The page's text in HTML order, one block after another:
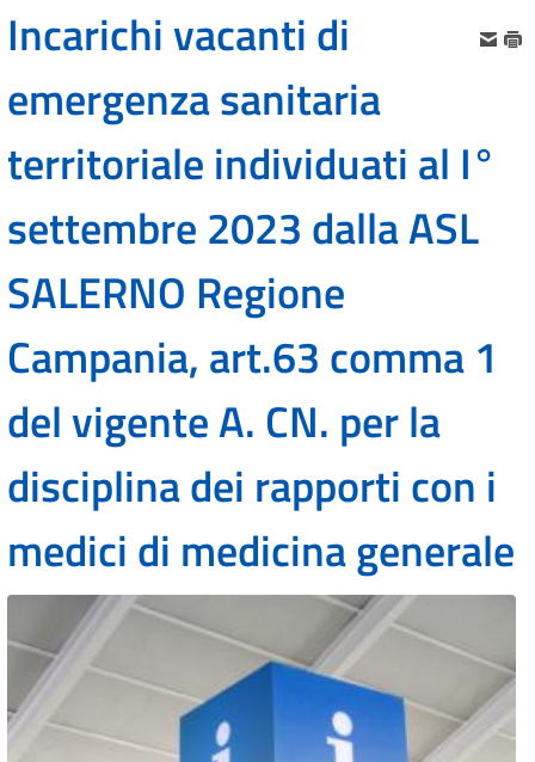
Incarichi vacanti di
emergenza sanitaria
territoriale individuati al I°
settembre 2023 dalla ASL
SALERNO Regione
Campania, art.63 comma 1
del vigente A. CN. per la
disciplina dei rapporti con i
medici di medicina generale